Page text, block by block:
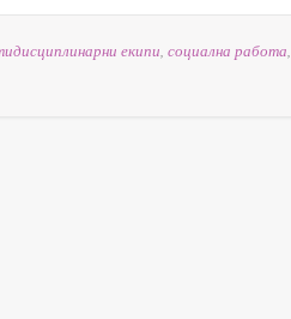
екипи, социална работа,